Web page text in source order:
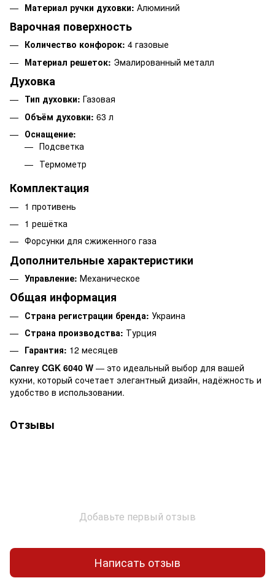
Материал ручки духовки: Алюминий
Варочная поверхность
Количество конфорок: 4 газовые
Материал решеток: Эмалированный металл
Духовка
Тип духовки: Газовая
Объём духовки: 63 л
Оснащение:
Подсветка
Термометр
Комплектация
1 противень
1 решётка
Форсунки для сжиженного газа
Дополнительные характеристики
Управление: Механическое
Общая информация
Страна регистрации бренда: Украина
Страна производства: Турция
Гарантия: 12 месяцев
Canrey CGK 6040 W — это идеальный выбор для вашей
кухни, который сочетает элегантный дизайн, надёжность и
удобство в использовании.
Отзывы
Добавьте первый отзыв
Написать отзыв